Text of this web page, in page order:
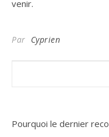
venir.
Par Cyprien
Pourquoi le dernier